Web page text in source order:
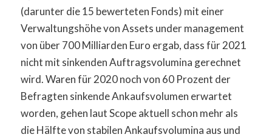
(darunter die 15 bewerteten Fonds) mit einer
Verwaltungshöhe von Assets under management
von über 700 Milliarden Euro ergab, dass für 2021
nicht mit sinkenden Auftragsvolumina gerechnet
wird. Waren für 2020 noch von 60 Prozent der
Befragten sinkende Ankaufsvolumen erwartet
worden, gehen laut Scope aktuell schon mehr als
die Hälfte von stabilen Ankaufsvolumina aus und